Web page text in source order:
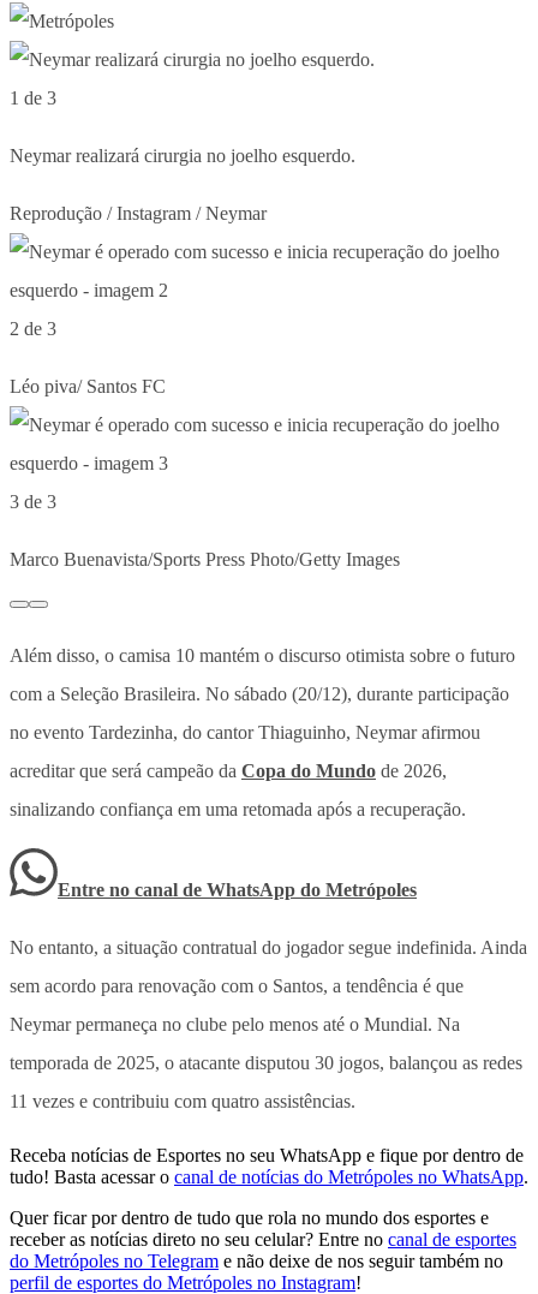
1 de 3
Neymar realizará cirurgia no joelho esquerdo.
Reprodução / Instagram / Neymar
2 de 3
Léo piva/ Santos FC
3 de 3
Marco Buenavista/Sports Press Photo/Getty Images
Além disso, o camisa 10 mantém o discurso otimista sobre o futuro
com a Seleção Brasileira. No sábado (20/12), durante participação
no evento Tardezinha, do cantor Thiaguinho, Neymar afirmou
acreditar que será campeão da Copa do Mundo de 2026,
sinalizando confiança em uma retomada após a recuperação.
Entre no canal de WhatsApp do Metrópoles
No entanto, a situação contratual do jogador segue indefinida. Ainda
sem acordo para renovação com o Santos, a tendência é que
Neymar permaneça no clube pelo menos até o Mundial. Na
temporada de 2025, o atacante disputou 30 jogos, balançou as redes
11 vezes e contribuiu com quatro assistências.
Receba notícias de Esportes no seu WhatsApp e fique por dentro de
tudo! Basta acessar o canal de notícias do Metrópoles no WhatsApp.
Quer ficar por dentro de tudo que rola no mundo dos esportes e
receber as notícias direto no seu celular? Entre no canal de esportes
do Metrópoles no Telegram e não deixe de nos seguir também no
perfil de esportes do Metrópoles no Instagram!